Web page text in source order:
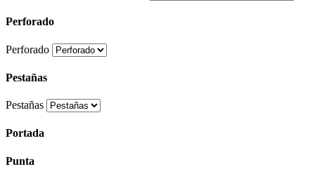
Perforado
Perforado
Pestañas
Pestañas
Portada
Punta